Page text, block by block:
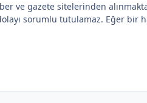
ve gazete sitelerinden
sorumlu tutulamaz. Eğer